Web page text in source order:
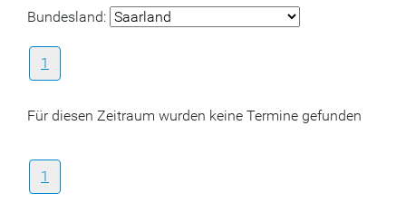
Bundesland:
1
Für diesen Zeitraum wurden keine Termine gefunden
1